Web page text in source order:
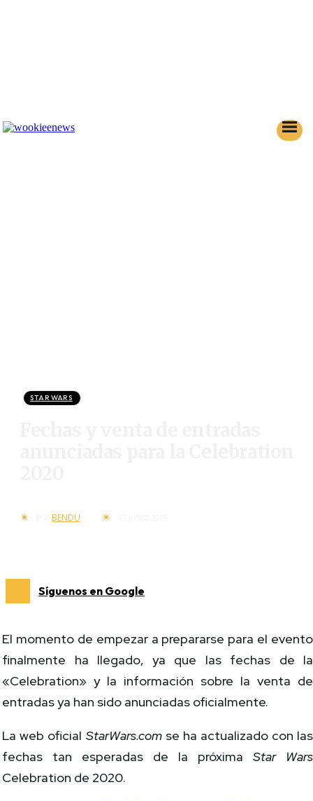
STAR WARS
BENDU
Síguenos en Google
El momento de empezar a prepararse para el evento
finalmente ha llegado, ya que las fechas de la
«Celebration» y la información sobre la venta de
entradas ya han sido anunciadas oficialmente.
La web oficial StarWars.comse ha actualizado con las
fechas tan esperadas de la próximaStar Wars
Celebration de 2020.